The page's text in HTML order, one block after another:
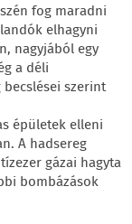
fog maradni
elhagyni
nagyjából egy
a déli
szerint
épületek elleni
A hadsereg
gázai hagyta
bombázások